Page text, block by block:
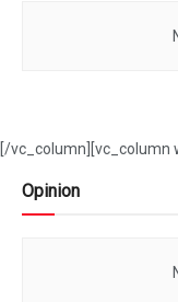
[/vc_column][vc_column
Opinion